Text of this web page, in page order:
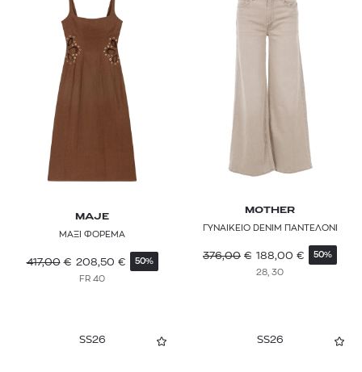
MAJE
ΜΑΞΙ ΦΟΡΕΜΑ
417,00 € 208,50 € 50%
FR 40
MOTHER
ΓΥΝΑΙΚΕΙΟ DENIM ΠΑΝΤΕΛΟΝΙ
376,00 € 188,00 € 50%
28, 30
SS26 SS26